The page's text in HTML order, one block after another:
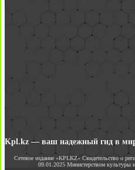
Kpl.kz — ваш надежный гид в
Сетевое издание «KPLKZ» Свидетельство о
09.01.2025 Министерством культуры